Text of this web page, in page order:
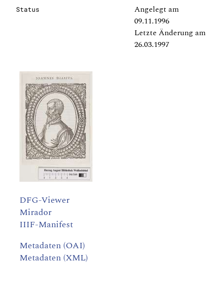
Status
Angelegt am
09.11.1996
Letzte Änderung am
26.03.1997
DFG-Viewer
Mirador
IIIF-Manifest
Metadaten (OAI)
Metadaten (XML)